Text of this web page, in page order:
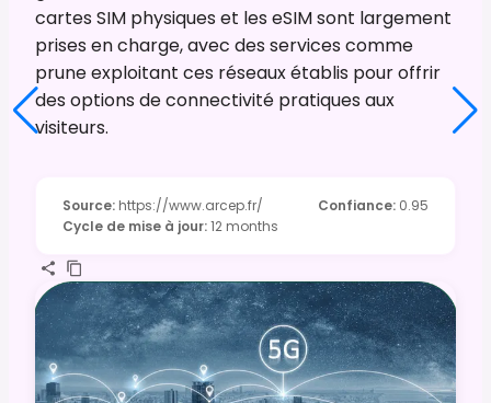
cartes SIM physiques et les eSIM sont largement
prises en charge, avec des services comme
prune exploitant ces réseaux établis pour offrir
des options de connectivité pratiques aux
visiteurs.
Source: https://www.arcep.fr/ Confiance: 0.95
Cycle de mise à jour:12 months